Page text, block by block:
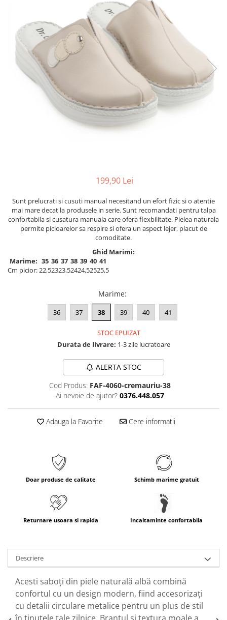
Vesna
Dr. Feet
199,90 Lei
Sunt prelucrati si cusuti manual necesitand un efort fizic si o atentie
mai mare decat la produsele in serie. Sunt recomandati pentru talpa
confortabila si cusatura manuala care ofera flexbilitate. Pielea naturala
permite picioarelor sa respire si ofera un aspect lejer, placut de
comoditate.
Ghid Marimi:
Marime: 35 36 37 38 39 40 41
Cm picior:22,52323,52424,52525,5
Marime:
36 37 38 39 40 41
STOC EPUIZAT
Durata de livrare: 1-3 zile lucratoare
ALERTA STOC
Cod Produs: FAF-4060-cremauriu-38
Ai nevoie de ajutor? 0376.448.057
Adauga la Favorite Cere informatii
Doar produse de calitate Schimb marime gratuit
Returnare usoara si rapida Incaltaminte confortabila
Descriere
Acesti saboți din piele naturală albă combină
confortul cu un design modern, fiind accesorizați
cu detalii circulare metalice pentru un plus de stil